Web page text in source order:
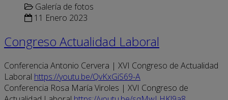
Galería de fotos
11 Enero 2023
Congreso Actualidad Laboral
Conferencia Antonio Cervera | XVI Congreso de Actualidad
Laboral https://youtu.be/QvKxGiS69-A
Conferencia Rosa María Viroles | XVI Congreso de